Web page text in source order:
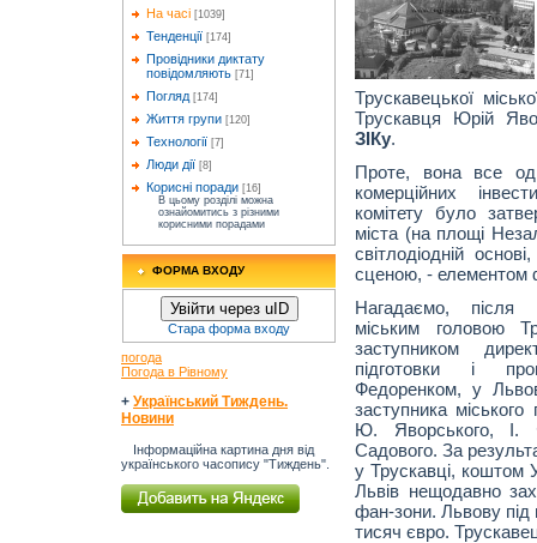
На часі [1039]
Тенденції [174]
Провідники диктату
повідомляють [71]
Погляд [174]
Життя групи [120]
Технології [7]
Люди дії [8]
Корисні поради [16]
В цьому розділі можна
ознайомитись з різними
корисними порадами
ФОРМА ВХОДУ
Увійти через uID
Стара форма входу
погода
Погода в Рівному
+ Український Тиждень.
Новини
Інформаційна картина дня від
українського часопису "Тиждень".
Трускавецької
Трускавця Юрій
ЗІКу.
Проте, вона все
комерційних
комітету було
міста (на площі
світлодіодній
сценою, - елементом
Нагадаємо, після
міським головою
заступником
підготовки і
Федоренком, у
заступника
Ю. Яворського, І.
Садового. За
у Трускавці,
Львів нещодавно
фан-зони. Львову
тисяч євро.